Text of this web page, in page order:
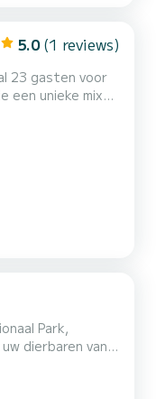
5.0 (1 reviews)
23 gasten voor
een unieke mix
Park,
dierbaren van
BIEDEN U